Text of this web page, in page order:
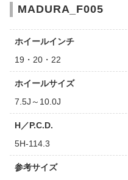
MADURA_F005
ホイールインチ
19・20・22
ホイールサイズ
7.5J～10.0J
H／P.C.D.
5H-114.3
参考サイズ